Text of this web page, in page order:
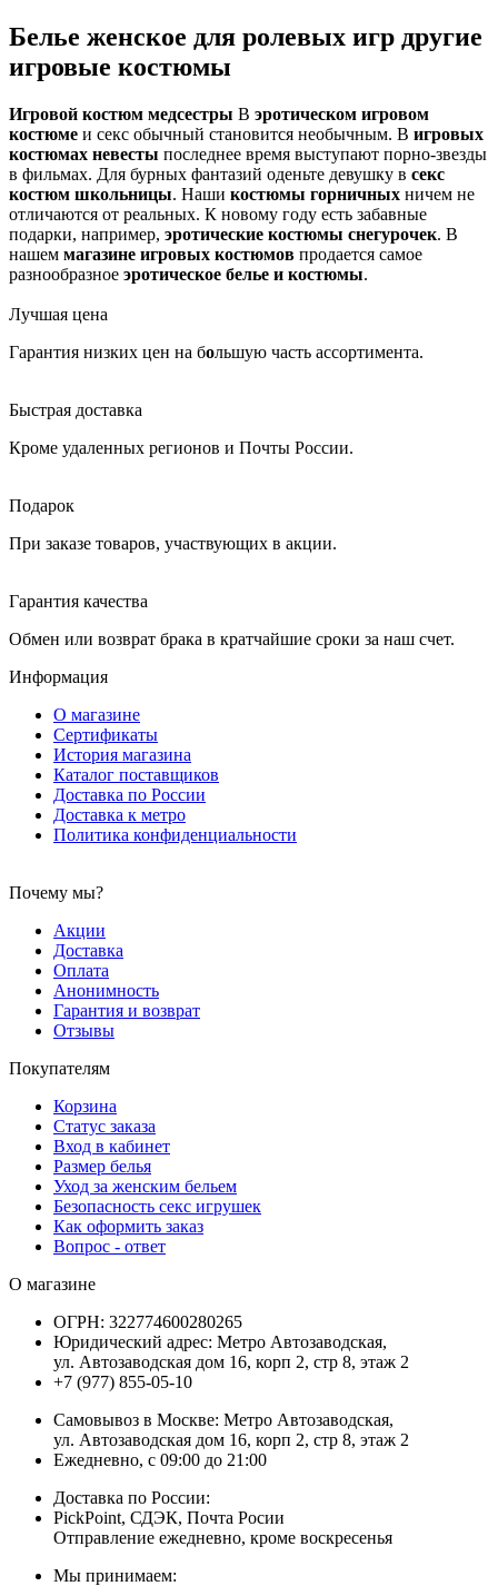
Белье женское для ролевых игр другие
игровые костюмы
Игровой костюм медсестры В эротическом игровом
костюме и секс обычный становится необычным. В игровых
костюмах невесты последнее время выступают порно-звезды
в фильмах. Для бурных фантазий оденьте девушку в секс
костюм школьницы. Наши костюмы горничных ничем не
отличаются от реальных. К новому году есть забавные
подарки, например, эротические костюмы снегурочек. В
нашем магазине игровых костюмов продается самое
разнообразное эротическое белье и костюмы.
Лучшая цена
Гарантия низких цен на большую часть ассортимента.
Быстрая доставка
Кроме удаленных регионов и Почты России.
Подарок
При заказе товаров, участвующих в акции.
Гарантия качества
Обмен или возврат брака в кратчайшие сроки за наш счет.
Информация
О магазине
Сертификаты
История магазина
Каталог поставщиков
Доставка по России
Доставка к метро
Политика конфиденциальности
Почему мы?
Акции
Доставка
Оплата
Анонимность
Гарантия и возврат
Отзывы
Покупателям
Корзина
Статус заказа
Вход в кабинет
Размер белья
Уход за женским бельем
Безопасность секс игрушек
Как оформить заказ
Вопрос - ответ
О магазине
ОГРН: 322774600280265
Юридический адрес: Метро Автозаводская,
ул. Автозаводская дом 16, корп 2, стр 8, этаж 2
+7 (977) 855-05-10
Самовывоз в Москве: Метро Автозаводская,
ул. Автозаводская дом 16, корп 2, стр 8, этаж 2
Ежедневно, с 09:00 до 21:00
Доставка по России:
PickPoint, СДЭК, Почта Росии
Отправление ежедневно, кроме воскресенья
Мы принимаем: